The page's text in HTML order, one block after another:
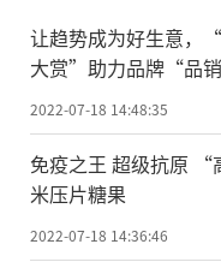
让趋势成为好生意，
大赏”助力品牌“品
2022-07-18 14:48:35
免疫之王 超级抗原
米压片糖果
2022-07-18 14:36:46